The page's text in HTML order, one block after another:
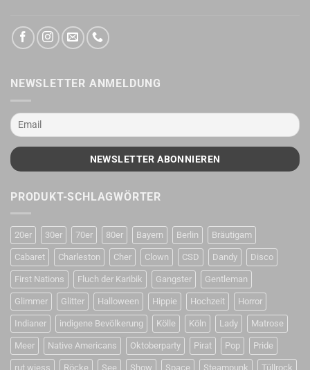
NEWSLETTER ANMELDUNG
PRODUKT-SCHLAGWÖRTER
20er 30er 70er 80er Bayern Berlin Bräutigam
Cabaret Charleston Cher Clown CSD Dandy Disco
First Nations Fluch der Karibik Gangster Gentleman
Glimmer Glitter Halloween Hippie Hochzeit Horror
Indianer indigene Bevölkerung Kölle Köln Lady Matrose
Meer Native Americans Oktoberparty Pirat Pop Pride
rut wiess Röcke See Show Space Steampunk Tüllrock